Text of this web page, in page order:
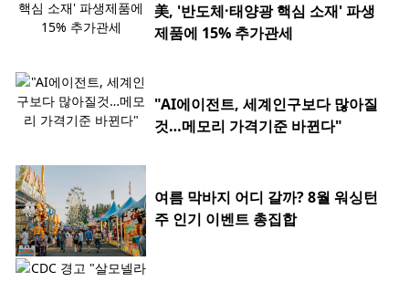
美, '반도체·태양광 핵심 소재' 파생
제품에 15% 추가관세
"AI에이전트, 세계인구보다 많아질
것…메모리 가격기준 바뀐다"
여름 막바지 어디 갈까? 8월 워싱턴
주 인기 이벤트 총집합